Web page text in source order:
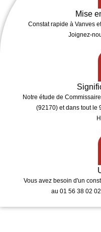
Mise
Constat rapide à Vanves
Joignez-
Notre étude de
(92170) et dans tout le
Vous avez besoin d'un
au 01 56 38 02